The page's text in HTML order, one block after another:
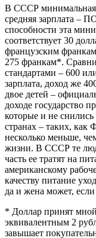
В СССР минимальная
средняя зарплата –
способности эта
соответствует 30
французским
275 франкам*.
стандартами – 600
зарплата, доход же
двое детей –
доходе государство
которые и не
странах – таких, как
несколько меньше,
жизни. В СССР те
часть ее тратят на
американскому
качеству питание
да и жена может, если
* Доллар принят
эквивалентным 2
завышает